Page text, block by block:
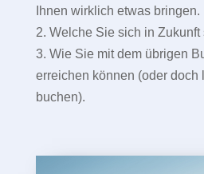
Ihnen wirklich etwas bringen.
2. Welche Sie sich in Zukunft
3. Wie Sie mit dem übrigen
erreichen können (oder doch
buchen).